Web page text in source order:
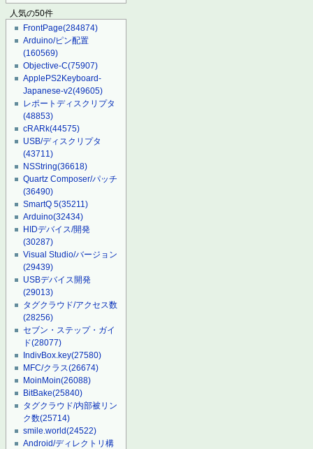
人気の50件
FrontPage(284874)
Arduino/ピン配置
(160569)
Objective-C(75907)
ApplePS2Keyboard-
Japanese-v2(49605)
レポートディスクリプタ
(48853)
cRARk(44575)
USB/ディスクリプタ
(43711)
NSString(36618)
Quartz Composer/パッチ
(36490)
SmartQ 5(35211)
Arduino(32434)
HIDデバイス/開発
(30287)
Visual Studio/バージョン
(29439)
USBデバイス開発
(29013)
タグクラウド/アクセス数
(28256)
セブン・ステップ・ガイ
ド(28077)
IndivBox.key(27580)
MFC/クラス(26674)
MoinMoin(26088)
BitBake(25840)
タグクラウド/内部被リン
ク数(25714)
smile.world(24522)
Android/ディレクトリ構